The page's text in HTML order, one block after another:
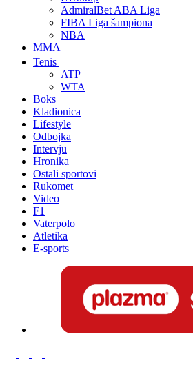
AdmiralBet ABA Liga
FIBA Liga šampiona
NBA
MMA
Tenis
ATP
WTA
Boks
Kladionica
Lifestyle
Odbojka
Intervju
Hronika
Ostali sportovi
Rukomet
Video
F1
Vaterpolo
Atletika
E-sports